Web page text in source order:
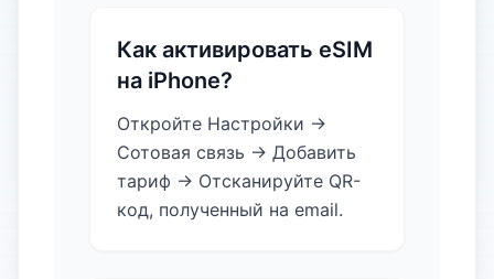
Как активировать eSIM
на iPhone?
Откройте Настройки →
Сотовая связь → Добавить
тариф → Отсканируйте QR-
код, полученный на email.